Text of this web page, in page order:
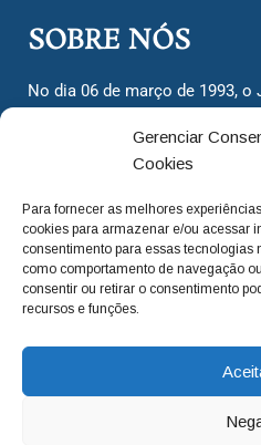
Gerenciar
Cookies
Para fornecer as melhores
cookies para armazenar e/ou acessar
consentimento para essas tecnologias
como comportamento de navegação
consentir ou retirar o consentimento
recursos e funções.
SOBRE NÓS
No dia 06 de março de 1993,
cidadãos valinhenses, já que
dois jornais. Há mais de 30
com o foco de trazer as
deixamos de lado as
questionando os órgãos
para a cidade e sempre
adm@jtv.com.br